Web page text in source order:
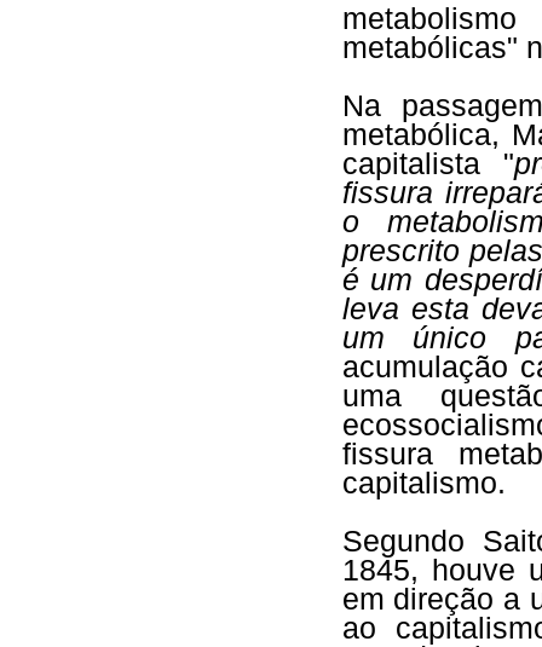
metabólicas"
Na
metabólica,
capitalista "
fissura
o
prescrito
é um
leva esta
um único
acumulação
uma
fissura
capitalismo.
Segundo
1845, houve
em direção a
ao